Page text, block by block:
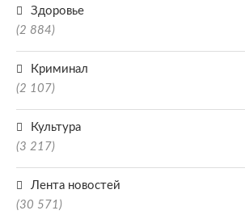
Здоровье
(2 884)
Криминал
(2 107)
Культура
(3 217)
Лента новостей
(30 571)